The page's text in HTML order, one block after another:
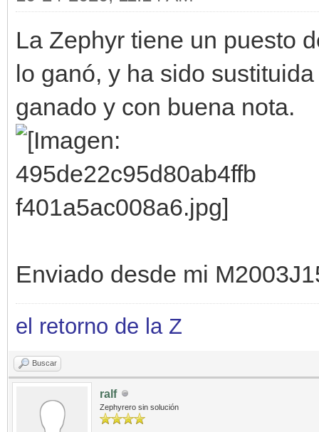
La Zephyr tiene un puesto
lo ganó, y ha sido
ganado y con buena nota.
Enviado desde mi
el retorno de la Z
Buscar
ralf
Zephyrero sin solución